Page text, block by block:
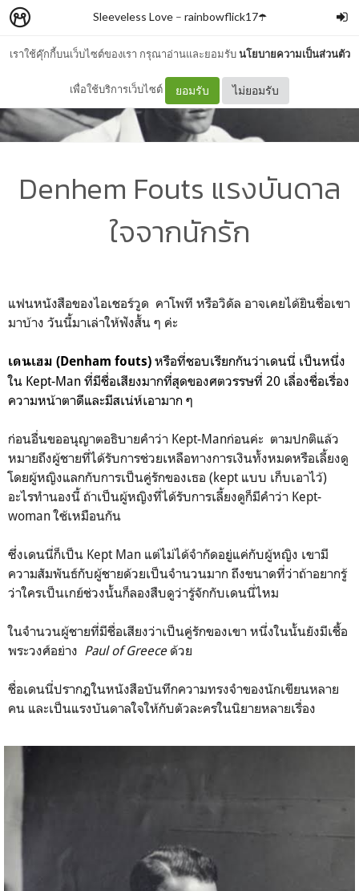
เราใช้คุ๊กกี้บนเว็บไซต์ของเรา กรุณาอ่านและยอมรับนโยบายความเป็นส่วนตัว
เพื่อใช้บริการเว็บไซต์ ยอมรับ ไม่ยอมรับ
Sleeveless Love– rainbowflick17☂️
Denhem Fouts แรงบันดาล
ใจจากนักรัก
แฟนหนังสือของไอเชอร์วูด คาโพที หรือวิดัล อาจเคยได้ยินชื่อเขา
มาบ้าง วันนี้มาเล่าให้ฟังสั้น ๆ ค่ะ
เดนเฮม (Denham fouts) หรือที่ชอบเรียกกันว่าเดนนี่ เป็นหนึ่ง
ใน Kept-Man ที่มีชื่อเสียงมากที่สุดของศตวรรษที่ 20 เลื่องชื่อเรื่อง
ความหน้าตาดีและมีสเน่ห์เอามาก ๆ
ก่อนอื่นขออนุญาตอธิบายคำว่า Kept-Manก่อนค่ะ ตามปกติแล้ว
หมายถึงผู้ชายที่ได้รับการช่วยเหลือทางการเงินทั้งหมดหรือเลี้ยงดู
โดยผู้หญิงแลกกับการเป็นคู่รักของเธอ (kept แบบ เก็บเอาไว้)
อะไรทำนองนี้ ถ้าเป็นผู้หญิงที่ได้รับการเลี้ยงดูก็มีคำว่า Kept-
woman ใช้เหมือนกัน
ซึ่งเดนนี่ก็เป็น Kept Man แต่ไม่ได้จำกัดอยู่แค่กับผู้หญิง เขามี
ความสัมพันธ์กับผู้ชายด้วยเป็นจำนวนมาก ถึงขนาดที่ว่าถ้าอยากรู้
ว่าใครเป็นเกย์ช่วงนั้นก็ลองสืบดูว่ารู้จักกับเดนนี่ไหม
ในจำนวนผู้ชายที่มีชื่อเสียงว่าเป็นคู่รักของเขา หนึ่งในนั้นยังมีเชื้อ
พระวงศ์อย่าง Paul of Greece ด้วย
ชื่อเดนนี่ปรากฎในหนังสือบันทึกความทรงจำของนักเขียนหลาย
คน และเป็นแรงบันดาลใจให้กับตัวละครในนิยายหลายเรื่อง